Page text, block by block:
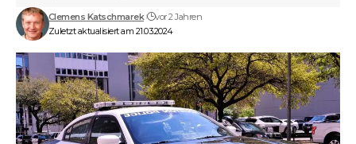
Zuletzt aktualisiert am 21.03.2024
Clemens Katschmarek vor 2 Jahren